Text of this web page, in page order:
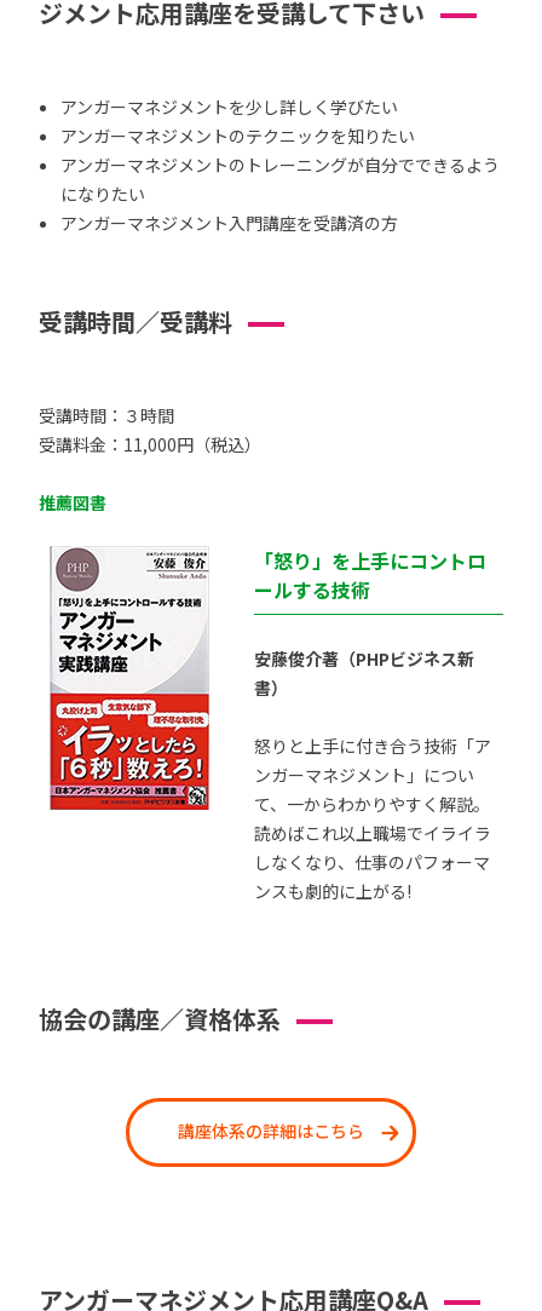
ジメント応用講座を受講して下さい
アンガーマネジメントを少し詳しく学びたい
アンガーマネジメントのテクニックを知りたい
アンガーマネジメントのトレーニングが自分でできるよう
になりたい
アンガーマネジメント入門講座を受講済の方
受講時間／受講料
受講時間：３時間
受講料金：11,000円（税込）
推薦図書
「怒り」を上手にコントロ
ールする技術
安藤俊介著（PHPビジネス新
書）
怒りと上手に付き合う技術「ア
ンガーマネジメント」につい
て、一からわかりやすく解説。
読めばこれ以上職場でイライラ
しなくなり、仕事のパフォーマ
ンスも劇的に上がる!
協会の講座／資格体系
講座体系の詳細はこちら
アンガーマネジメント応用講座Q&A